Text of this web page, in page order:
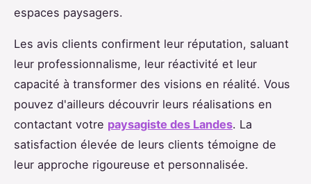
espaces paysagers.
Les avis clients confirment leur réputation, saluant
leur professionnalisme, leur réactivité et leur
capacité à transformer des visions en réalité. Vous
pouvez d'ailleurs découvrir leurs réalisations en
contactant votre paysagiste des Landes. La
satisfaction élevée de leurs clients témoigne de
leur approche rigoureuse et personnalisée.